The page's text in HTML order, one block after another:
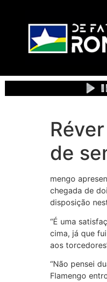
de
mengo
chegada de
disposição
“É uma
cima, já que
aos
“Não pensei
Flamengo